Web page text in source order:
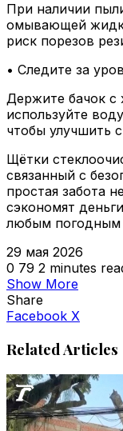
При наличии
омывающей
риск порезов
• Следите за
Держите бачок
используйте
чтобы улучшить
Щётки
связанный с
простая забота
сэкономят
любым погодным
29 мая 2026
0 79 2 minutes
Show More
Share
Facebook X
Related Articles